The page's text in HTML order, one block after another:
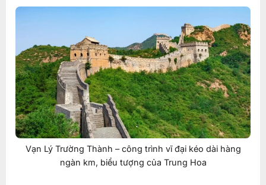
Vạn Lý Trường Thành – công trình vĩ đại kéo dài hàng
ngàn km, biểu tượng của Trung Hoa